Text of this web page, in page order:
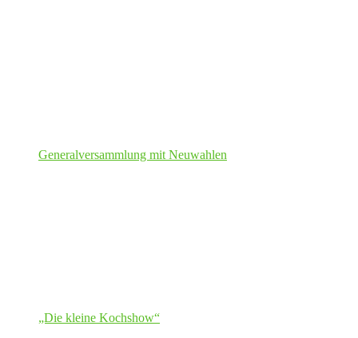
Generalversammlung mit Neuwahlen
„Die kleine Kochshow“